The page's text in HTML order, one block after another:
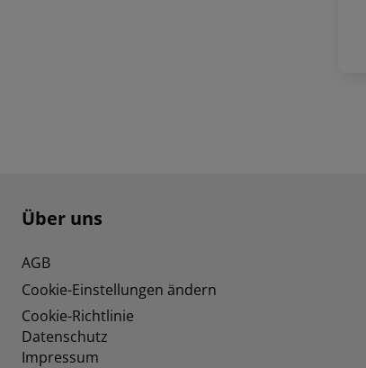
Footer navigation
Über uns
AGB
Cookie-Einstellungen ändern
Cookie-Richtlinie
Datenschutz
Impressum